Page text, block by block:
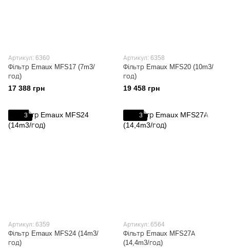
Артикул: 6360
Фільтр Emaux MFS17 (7m3/
год)
17 388 грн
Артикул: 6358
Фільтр Emaux MFS20 (10m3/
год)
19 458 грн
3
Артикул: 6359
Фільтр Emaux MFS24 (14m3/
год)
3
Артикул: 6564
Фільтр Emaux MFS27А
(14,4m3/год)